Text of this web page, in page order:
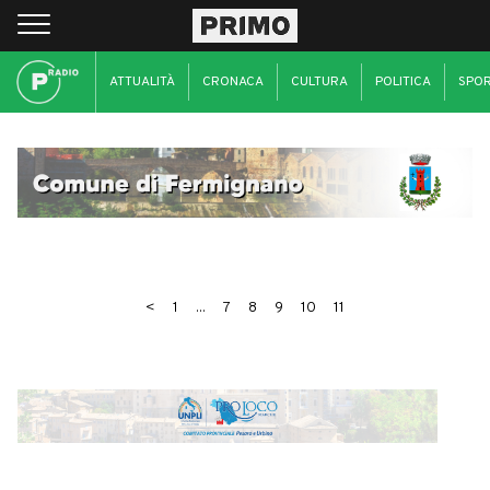
ATTUALITÀ CRONACA CULTURA POLITICA
< 1 ... 7 8 9 10 11